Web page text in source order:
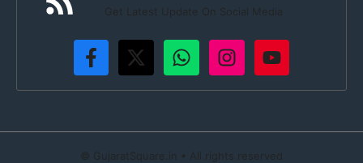
Get Latest Update On Social Media
© GujaratSquare.in • All rights reserved